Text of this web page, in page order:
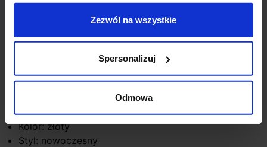
Zezwól na wszystkie
Spersonalizuj
Odmowa
Zasilanie: 230V
Średnica: 42/60/80cm
Materiał dominujący: metal + szkło
Maksymalna moc: 9/15/16 x 40W
Klasa szczelności: IP20
Kolor: złoty
Styl: nowoczesny